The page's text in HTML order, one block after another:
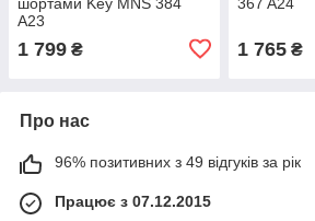
A23
1 799 ₴ 1 765₴
Про нас
96% позитивних з 49 відгуків за рік
Працює з 07.12.2015